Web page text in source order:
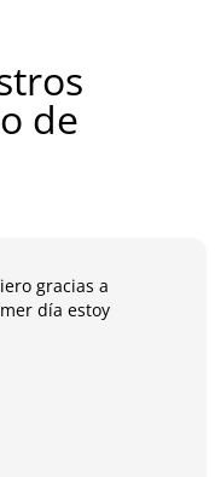
de
gracias a
día estoy